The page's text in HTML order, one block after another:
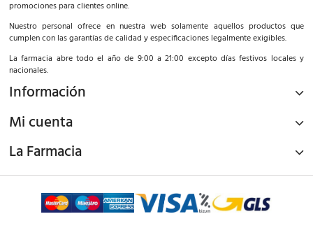
promociones para clientes online.
Nuestro personal ofrece en nuestra web solamente aquellos productos que
cumplen con las garantías de calidad y especificaciones legalmente exigibles.
La farmacia abre todo el año de 9:00 a 21:00 excepto días festivos locales y
nacionales.
Información
Mi cuenta
La Farmacia